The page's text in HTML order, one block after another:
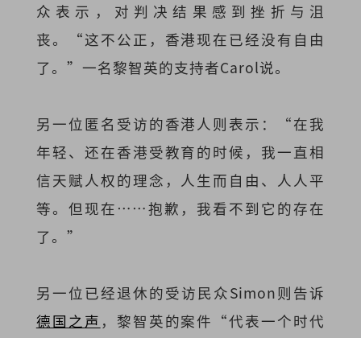
众表示，对判决结果感到挫折与沮
丧。“这不公正，香港现在已经没有自由
了。”一名黎智英的支持者Carol说。
另一位匿名受访的香港人则表示：“在我
年轻、还在香港受教育的时候，我一直相
信天赋人权的理念，人生而自由、人人平
等。但现在……抱歉，我看不到它的存在
了。”
另一位已经退休的受访民众Simon则告诉
德国之声 ，黎智英的案件“代表一个时代